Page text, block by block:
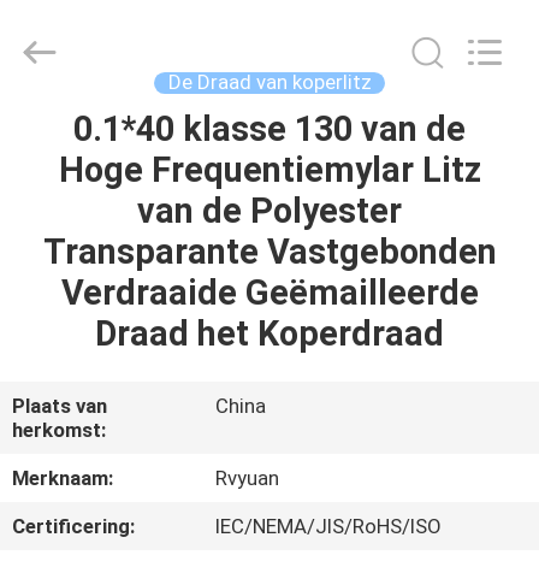
HUIS
PRODUCTEN
VIDEOS
ONGEVEER
ONS
FABRIEKSREIS
Material
Co,.Ltd.
De Draad van koperlitz
0.1*40 klasse 130 van de
Hoge Frequentiemylar Litz
van de Polyester
Transparante Vastgebonden
Verdraaide Geëmailleerde
Draad het Koperdraad
Plaats van
herkomst:
China
Merknaam:
Rvyuan
Certificering:
IEC/NEMA/JIS/RoHS/ISO